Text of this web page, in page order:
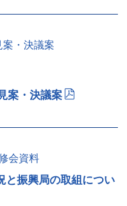
・決議案
案・決議案
会資料
振興局の取組につい